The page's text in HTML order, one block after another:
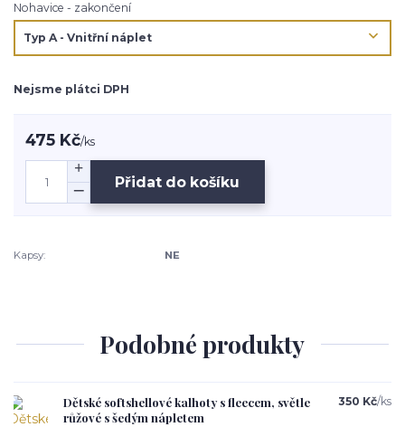
Nohavice - zakončení
Nejsme plátci DPH
475 Kč/ks
Přidat do košíku
Kapsy: NE
Podobné produkty
Dětské softshellové kalhoty s fleecem, světle
růžové s šedým nápletem
350 Kč/ks